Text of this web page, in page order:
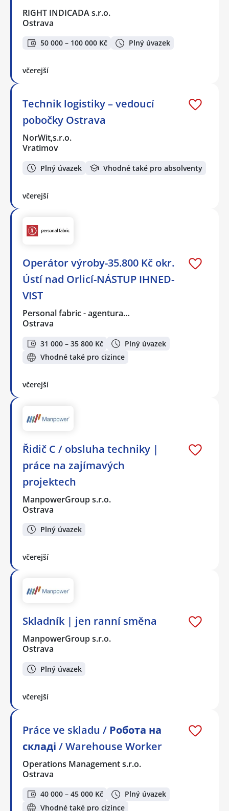
RIGHT INDICADA s.r.o.
Ostrava
50 000 – 100 000 Kč Plný úvazek
včerejší
Technik logistiky – vedoucí
pobočky Ostrava
NorWit,s.r.o.
Vratimov
Plný úvazek Vhodné také pro absolventy
včerejší
Operátor výroby-35.800 Kč okr.
Ústí nad Orlicí-NÁSTUP IHNED-
VIST
Personal fabric - agentura…
Ostrava
31 000 – 35 800 Kč
Plný úvazek
Vhodné také pro cizince
včerejší
Řidič C / obsluha techniky |
práce na zajímavých
projektech
ManpowerGroup s.r.o.
Ostrava
Plný úvazek
včerejší
Skladník | jen ranní směna
ManpowerGroup s.r.o.
Ostrava
Plný úvazek
včerejší
Práce ve skladu / Робота на
складі / Warehouse Worker
Operations Management s.r.o.
Ostrava
40 000 – 45 000 Kč
Plný úvazek
Vhodné také pro cizince